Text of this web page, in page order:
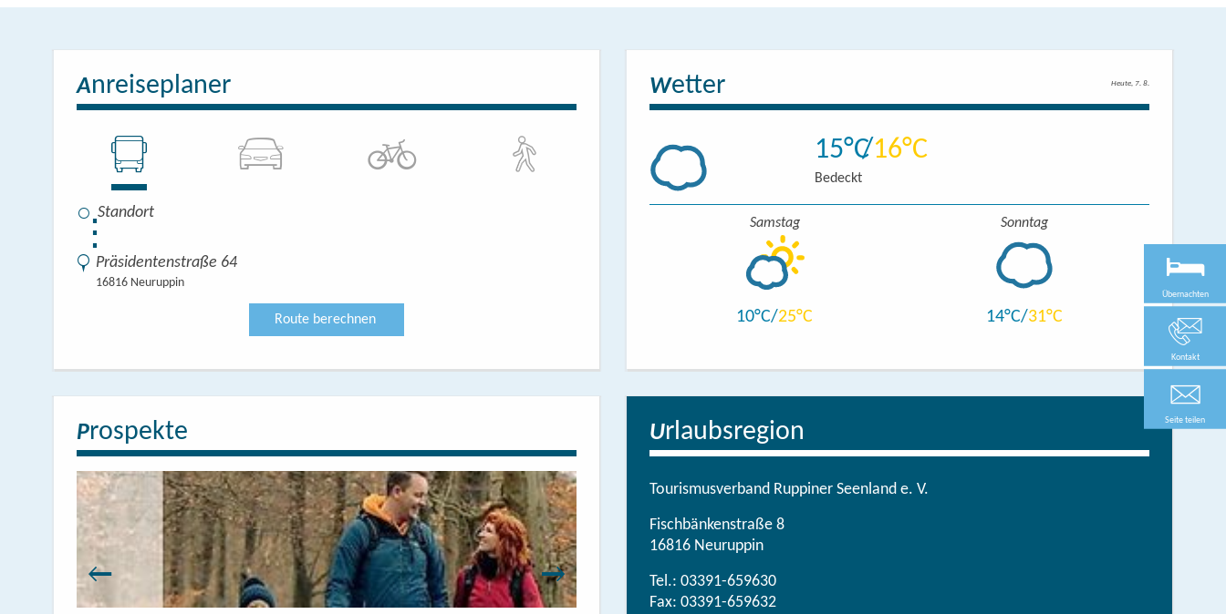
Anreiseplaner
⋮
Präsidentenstraße 64
16816 Neuruppin
Route berechnen
Wetter Heute, 7. 8.
15 16
Bedeckt
Samstag
10 25
Sonntag
14 31
Prospekte Urlaubsregion
Tourismusverband Ruppiner Seenland e. V.
Fischbänkenstraße 8
16816 Neuruppin
Tel.: 03391-659630
Fax: 03391-659632
Übernachten
Kontakt
Seite teilen